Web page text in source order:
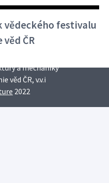
vědeckého festivalu
ČR
a mechaniky
věd ČR, v.v.i
2022